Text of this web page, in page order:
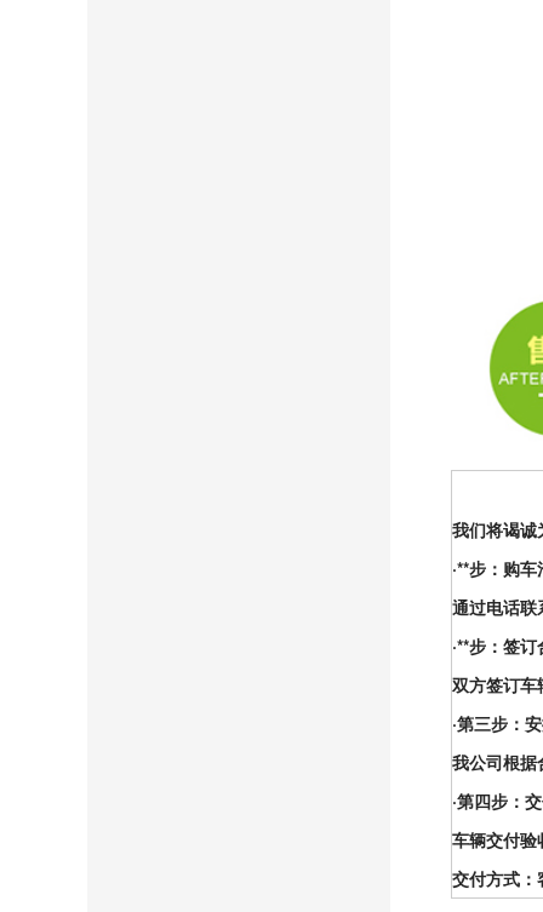
我们将谒诚
·**步：购
通过电话联
·**步：签
双方签订车
·第三步：
我公司根据
·第四步：
车辆交付验
交付方式：